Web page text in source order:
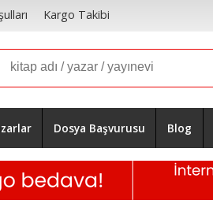
Kargo Takibi
Dosya Başvurusu Blog